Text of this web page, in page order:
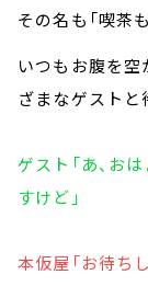
その名も「喫茶
いつもお腹を
ざまなゲストと
ゲスト「あ、お
すけど」
本仮屋「お待ち